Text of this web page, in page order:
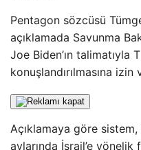
Pentagon sözcüsü
açıklamada Savunma
Joe Biden’ın talimatıyla
konuşlandırılmasına
Açıklamaya göre sistem,
aylarında İsrail’e yönelik